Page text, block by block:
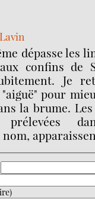
dépasse les
confins de
Je
pour
la brume.